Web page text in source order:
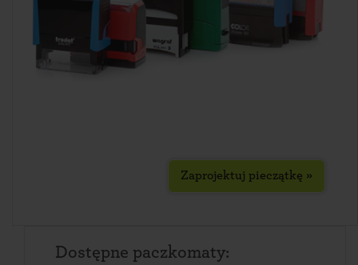
Zaprojektuj pieczątkę »
Dostępne paczkomaty: